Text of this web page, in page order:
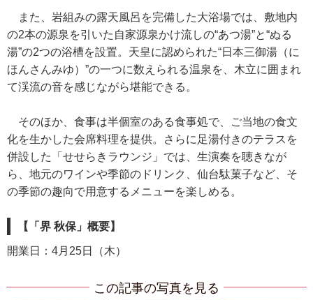
また、岩組みの露天風呂を完備した大浴場では、敷地内
の2本の源泉を引いた自家源泉かけ流しの“あつ湯”と“ぬる
湯”の2つの浴槽を設置。天皇に認められた“日本三御湯（に
ほんさんみゆ）”の一つに数えられる温泉を、木立に囲まれ
て渓流の音を感じながら堪能できる。
そのほか、食事は半個室のある食事処で、ご当地の食文
化を生かした会席料理を提供。さらに足湯付きのテラスを
併設した「せせらきラウンジ」では、生演奏を聴きなが
ら、地元のワインや季節のドリンク、仙台駄菓子など、そ
の季節の趣向で用意するメニューを楽しめる。
【「界 秋保」概要】
開業日：4月25日（木）
この記事の写真を見る